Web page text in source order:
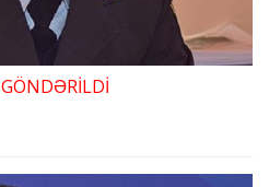
GÖNDƏRİLDİ